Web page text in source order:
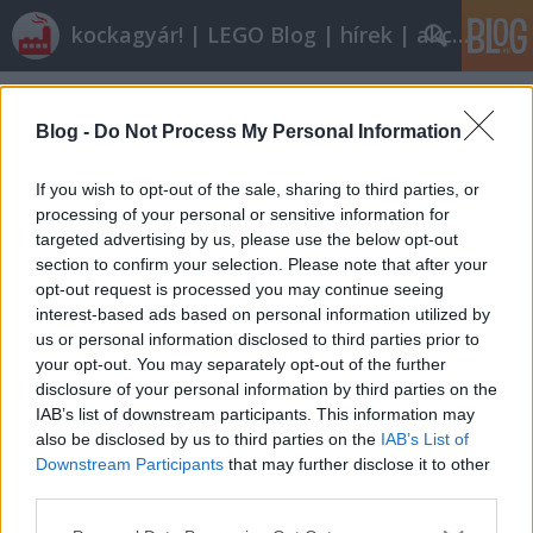
Blog - Do Not Process My Personal Information
If you wish to opt-out of the sale, sharing to third parties, or
processing of your personal or sensitive information for
targeted advertising by us, please use the below opt-out
section to confirm your selection. Please note that after your
opt-out request is processed you may continue seeing
interest-based ads based on personal information utilized by
us or personal information disclosed to third parties prior to
your opt-out. You may separately opt-out of the further
disclosure of your personal information by third parties on the
IAB’s list of downstream participants. This information may
also be disclosed by us to third parties on the IAB’s List of
Downstream Participants that may further disclose it to other
kockagyár! | LEGO Blog | hírek | akciók |
Címkék»police_command_centre
IИDOMITUNING
ainex•2011. február 07.
Magyarországon talán az Ikarus EAG (Egyedi
Autóbusz Gyár) az egyetlen ipari léptékű
letéteményese az alap- vagy sztenderd kivitelű
haszongépjárművek tuningolásának. De nem így a
Lego területén, ahol is a fekete MOCjáról már
ismert IИDOMITUS kolléga néhány nagyszerű…
IИDOMITUNING: 7743 kompakt